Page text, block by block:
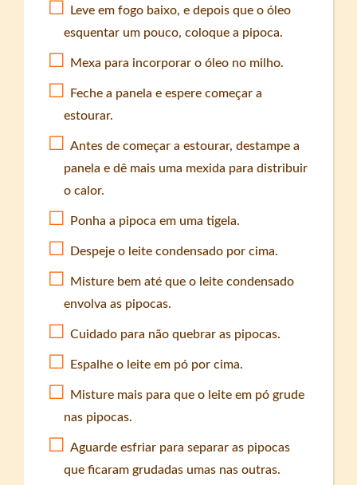
Leve em fogo baixo, e depois que o óleo
esquentar um pouco, coloque a pipoca.
Mexa para incorporar o óleo no milho.
Feche a panela e espere começar a
estourar.
Antes de começar a estourar, destampe a
panela e dê mais uma mexida para distribuir
o calor.
Ponha a pipoca em uma tigela.
Despeje o leite condensado por cima.
Misture bem até que o leite condensado
envolva as pipocas.
Cuidado para não quebrar as pipocas.
Espalhe o leite em pó por cima.
Misture mais para que o leite em pó grude
nas pipocas.
Aguarde esfriar para separar as pipocas
que ficaram grudadas umas nas outras.